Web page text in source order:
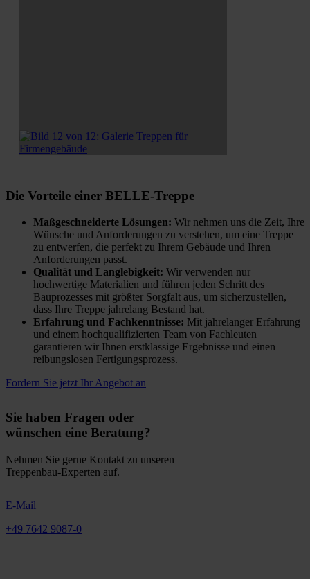
Die Vorteile einer BELLE-Treppe
Maßgeschneiderte Lösungen: Wir nehmen uns die Zeit, Ihre
Wünsche und Anforderungen zu verstehen, um eine Treppe
zu entwerfen, die perfekt zu Ihrem Gebäude und Ihren
Anforderungen passt.
Qualität und Langlebigkeit: Wir verwenden nur
hochwertige Materialien und führen jeden Schritt des
Bauprozesses mit größter Sorgfalt aus, um sicherzustellen,
dass Ihre Treppe jahrelang Bestand hat.
Erfahrung und Fachkenntnisse: Mit jahrelanger Erfahrung
und einem hochqualifizierten Team von Fachleuten
garantieren wir Ihnen erstklassige Ergebnisse und einen
reibungslosen Fertigungsprozess.
Fordern Sie jetzt Ihr Angebot an
Sie haben Fragen oder
wünschen eine Beratung?
Nehmen Sie gerne Kontakt zu unseren
Treppenbau-Experten auf.
E-Mail
+49 7642 9087-0